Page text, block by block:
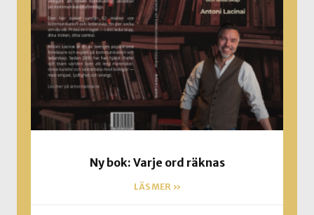
Ny bok: Varje ord räknas
LÄS MER »